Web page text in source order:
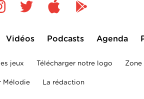
Vidéos Podcasts Agenda
jeux Télécharger notre logo
Mélodie La rédaction